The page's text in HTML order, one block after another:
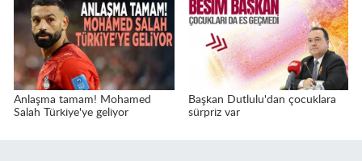
Anlaşma tamam! Mohamed
Salah Türkiye'ye geliyor
Başkan Dutlulu'dan çocuklara
sürpriz var